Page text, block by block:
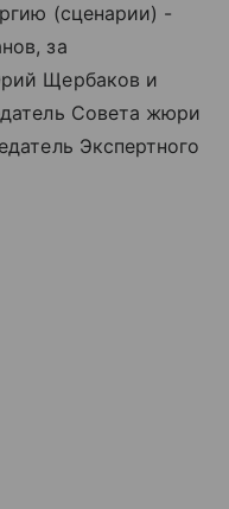
(сценарии) -
за
Щербаков и
Совета жюри
Экспертного